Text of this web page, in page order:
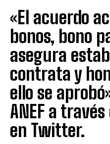
«El acuerdo
bonos, bono
asegura
contrata y
ello se
ANEF a
en Twitter.